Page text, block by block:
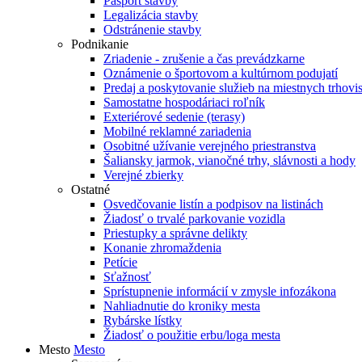
Legalizácia stavby
Odstránenie stavby
Podnikanie
Zriadenie - zrušenie a čas prevádzkarne
Oznámenie o športovom a kultúrnom podujatí
Predaj a poskytovanie služieb na miestnych
Samostatne hospodáriaci roľník
Exteriérové sedenie (terasy)
Mobilné reklamné zariadenia
Osobitné užívanie verejného priestranstva
Šaliansky jarmok, vianočné trhy, slávnosti a hody
Verejné zbierky
Ostatné
Osvedčovanie listín a podpisov na listinách
Žiadosť o trvalé parkovanie vozidla
Priestupky a správne delikty
Konanie zhromaždenia
Petície
Sťažnosť
Sprístupnenie informácií v zmysle infozákona
Nahliadnutie do kroniky mesta
Rybárske lístky
Žiadosť o použitie erbu/loga mesta
Mesto Mesto